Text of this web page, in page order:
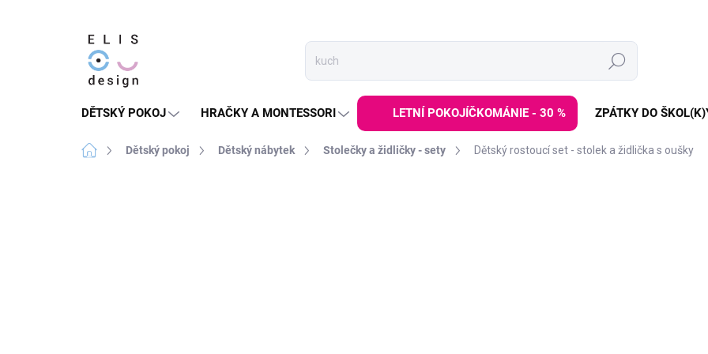
Hledat
DĚTSKÝ POKOJ HRAČKY A MONTESSORI LETNÍ POKOJÍČKOMÁNIE - 30 % ZPÁTKY DO
Domů Dětský pokoj Dětský nábytek Stolečky a židličky - sety Dětský rostoucí set - stolek a židlička s oušky